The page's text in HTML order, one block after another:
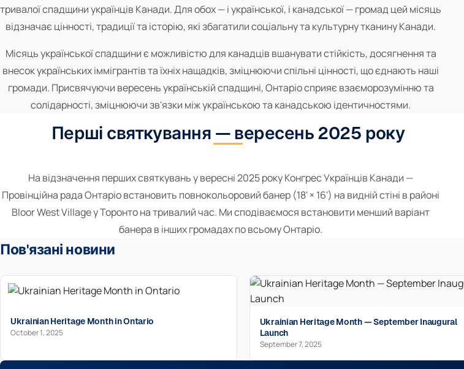
тривалої спадщини українців Канади. Для обох — і української, і канадської — громад цей місяць
відзначає цінності, традиції та історію, які збагатили соціальну та культурну тканину Канади.
Місяць української спадщини є можливістю для канадців вшанувати стійкість, досягнення та
внесок українських іммігрантів та їхніх нащадків, зміцнюючи спільні цінності, що єднають наші
громади. Присвячуючи вересень українській спадщині, Онтаріо сприяє взаєморозумінню та
солідарності, зміцнюючи зв'язки між українською та канадською ідентичностями.
Перші святкування — вересень 2025 року
На відзначення перших святкувань у вересні 2025 року Конгрес Українців Канади —
Провінційна рада Онтаріо встановить повнокольоровий банер (18' × 16') на видній стіні в районі
Bloor West Village у Торонто на тривалий час. Ми сподіваємося встановити менший варіант
банера в інших громадах по всьому Онтаріо.
Пов'язані новини
Ukrainian Heritage Month in Ontario
October 1, 2025
Ukrainian Heritage Month — September Inaugural
Launch
September 7, 2025